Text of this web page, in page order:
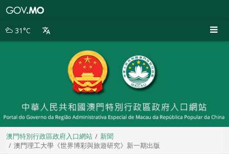
別
31°C
澳門特別行政區政府入口網站
新聞
澳門理工大學《世界博彩與旅遊研究》新一期出版